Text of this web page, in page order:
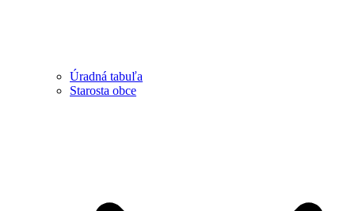
Úradná tabuľa
Starosta obce